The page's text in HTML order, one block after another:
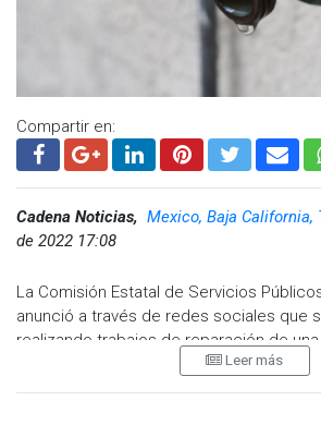
Compartir en:
Cadena Noticias, Mexico, Baja California,
de 2022 17:08
La Comisión Estatal de Servicios
anunció a través de redes sociales que
realizando trabajos de reparación de
agua potable sobre la Calle Rio Nilo de la
Leer más